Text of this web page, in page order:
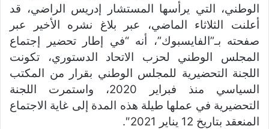
الوطني، التي يرأسها المستشار إدريس الراضي، قد
أعلنت الثلاثاء الماضي، عبر بلاغ نشره الأخير عبر
صفحته بـ”الفايسبوك”، أنه “في إطار تحضير إجتماع
المجلس الوطني لحزب الاتحاد الدستوري، تكونت
اللجنة التحضيرية للمجلس الوطني بقرار من المكتب
السياسي منذ فبراير 2020، واستمرت اللجنة
التحضيرية في عملها طيلة هذه المدة إلى غاية الاجتماع
المنعقد بتاريخ 12 يناير 2021″.